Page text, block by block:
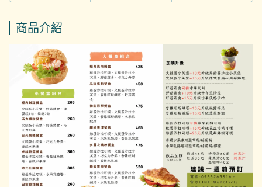
商品介紹